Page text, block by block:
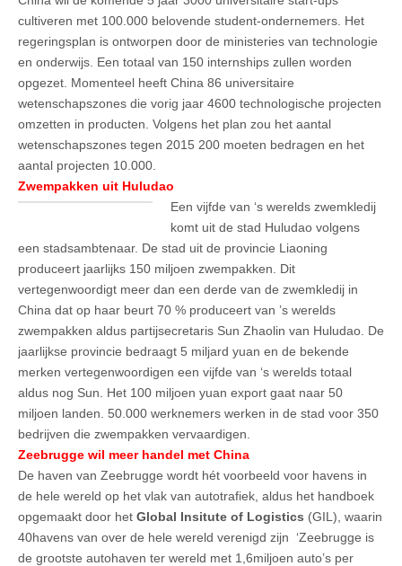
cultiveren met 100.000 belovende student-ondernemers. Het
regeringsplan is ontworpen door de ministeries van technologie
en onderwijs. Een totaal van 150 internships zullen worden
opgezet. Momenteel heeft China 86 universitaire
wetenschapszones die vorig jaar 4600 technologische projecten
omzetten in producten. Volgens het plan zou het aantal
wetenschapszones tegen 2015 200 moeten bedragen en het
aantal projecten 10.000.
Zwempakken uit Huludao
Een vijfde van ‘s werelds zwemkledij
komt uit de stad Huludao volgens
een stadsambtenaar. De stad uit de provincie Liaoning
produceert jaarlijks 150 miljoen zwempakken. Dit
vertegenwoordigt meer dan een derde van de zwemkledij in
China dat op haar beurt 70 % produceert van ’s werelds
zwempakken aldus partijsecretaris Sun Zhaolin van Huludao. De
jaarlijkse provincie bedraagt 5 miljard yuan en de bekende
merken vertegenwoordigen een vijfde van ‘s werelds totaal
aldus nog Sun. Het 100 miljoen yuan export gaat naar 50
miljoen landen. 50.000 werknemers werken in de stad voor 350
bedrijven die zwempakken vervaardigen.
Zeebrugge wil meer handel met China
De haven van Zeebrugge wordt hét voorbeeld voor havens in
de hele wereld op het vlak van autotrafiek, aldus het handboek
opgemaakt door het Global Insitute of Logistics (GIL), waarin
40havens van over de hele wereld verenigd zijn ‘Zeebrugge is
de grootste autohaven ter wereld met 1,6miljoen auto’s per